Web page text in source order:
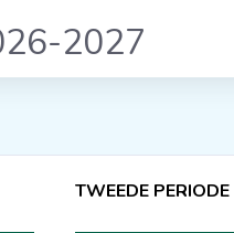
2027
TWEEDE PERIODE